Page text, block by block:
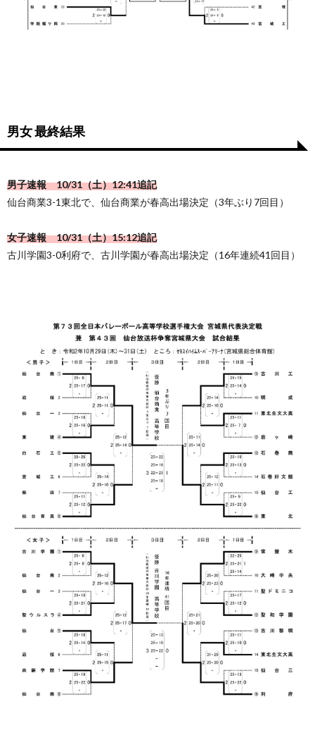
男女 最終結果
男子速報 10/31（土）12:41追記
仙台商業3-1東北で、仙台商業が春高出場決定（3年ぶり7回目）
女子速報 10/31（土）15:12追記
古川学園3-0利府で、古川学園が春高出場決定（16年連続41回目）